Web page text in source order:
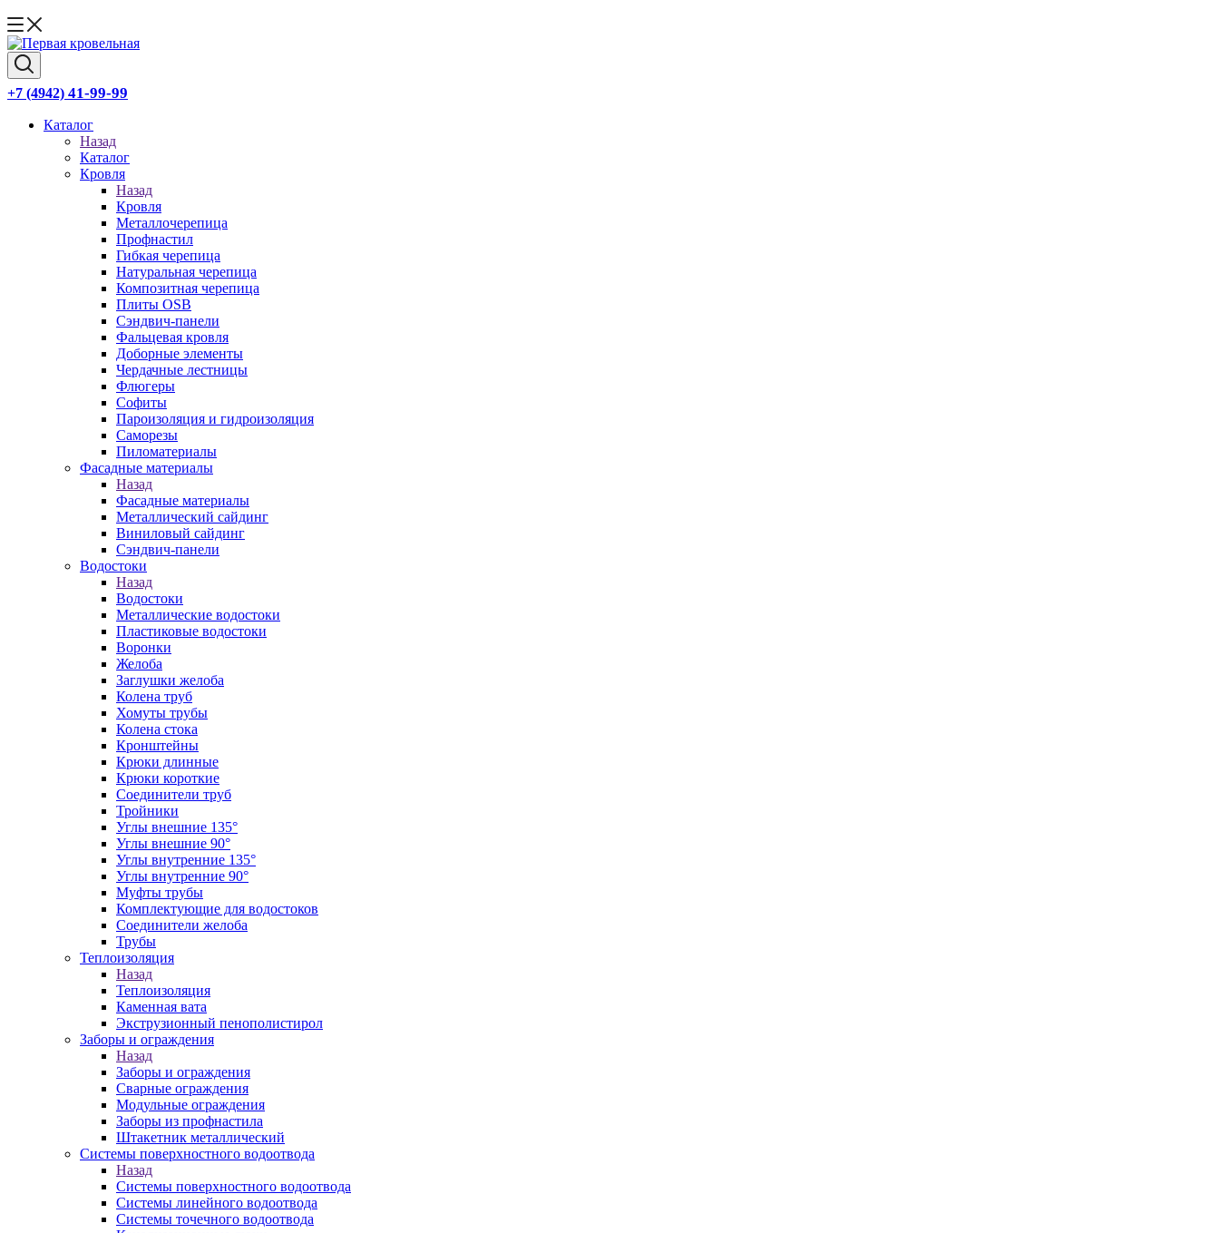
+7 (4942) 41-99-99
Каталог
Назад
Каталог
Кровля
Назад
Кровля
Металлочерепица
Профнастил
Гибкая черепица
Натуральная черепица
Композитная черепица
Плиты OSB
Сэндвич-панели
Фальцевая кровля
Доборные элементы
Чердачные лестницы
Флюгеры
Софиты
Пароизоляция и гидроизоляция
Саморезы
Пиломатериалы
Фасадные материалы
Назад
Фасадные материалы
Металлический сайдинг
Виниловый сайдинг
Сэндвич-панели
Водостоки
Назад
Водостоки
Металлические водостоки
Пластиковые водостоки
Воронки
Желоба
Заглушки желоба
Колена труб
Хомуты трубы
Колена стока
Кронштейны
Крюки длинные
Крюки короткие
Соединители труб
Тройники
Углы внешние 135°
Углы внешние 90°
Углы внутренние 135°
Углы внутренние 90°
Муфты трубы
Комплектующие для водостоков
Соединители желоба
Трубы
Теплоизоляция
Назад
Теплоизоляция
Каменная вата
Экструзионный пенополистирол
Заборы и ограждения
Назад
Заборы и ограждения
Сварные ограждения
Модульные ограждения
Заборы из профнастила
Штакетник металлический
Системы поверхностного водоотвода
Назад
Системы поверхностного водоотвода
Системы линейного водоотвода
Системы точечного водоотвода